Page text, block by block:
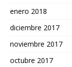
enero 2018
diciembre 2017
noviembre 2017
octubre 2017